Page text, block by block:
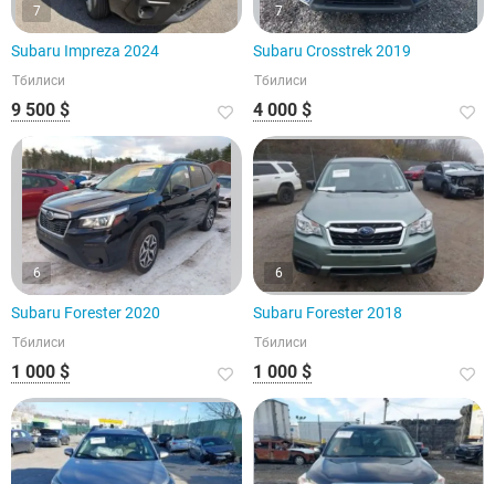
7
Subaru Impreza 2024
Тбилиси
9 500 $
7
Subaru Crosstrek 2019
Тбилиси
4 000 $
6
Subaru Forester 2020
Тбилиси
1 000 $
6
Subaru Forester 2018
Тбилиси
1 000 $